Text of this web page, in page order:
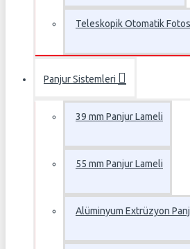
Teleskopik Otomatik
Panjur Sistemleri
39 mm Panjur Lameli
55 mm Panjur Lameli
Alüminyum Extrüzyon